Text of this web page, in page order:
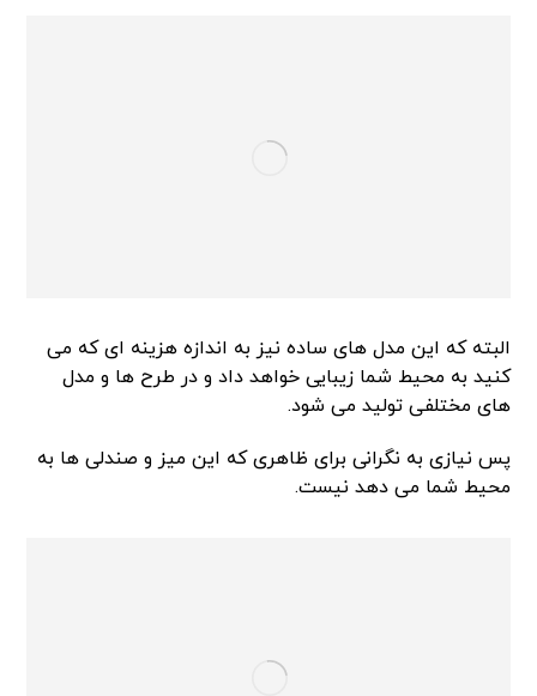
البته که این مدل های ساده نیز به اندازه هزینه ای که می
کنید به محیط شما زیبایی خواهد داد و در طرح ها و مدل
های مختلفی تولید می شود.
پس نیازی به نگرانی برای ظاهری که این میز و صندلی ها به
محیط شما می دهد نیست.